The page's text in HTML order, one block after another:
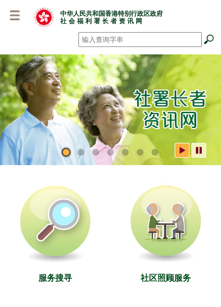
容
中华人民共和国香港特别行政区政府
社 会 福 利 署 长 者 资 讯 网
搜寻 *
社署长者资讯网
服务搜寻 社区照顾服务